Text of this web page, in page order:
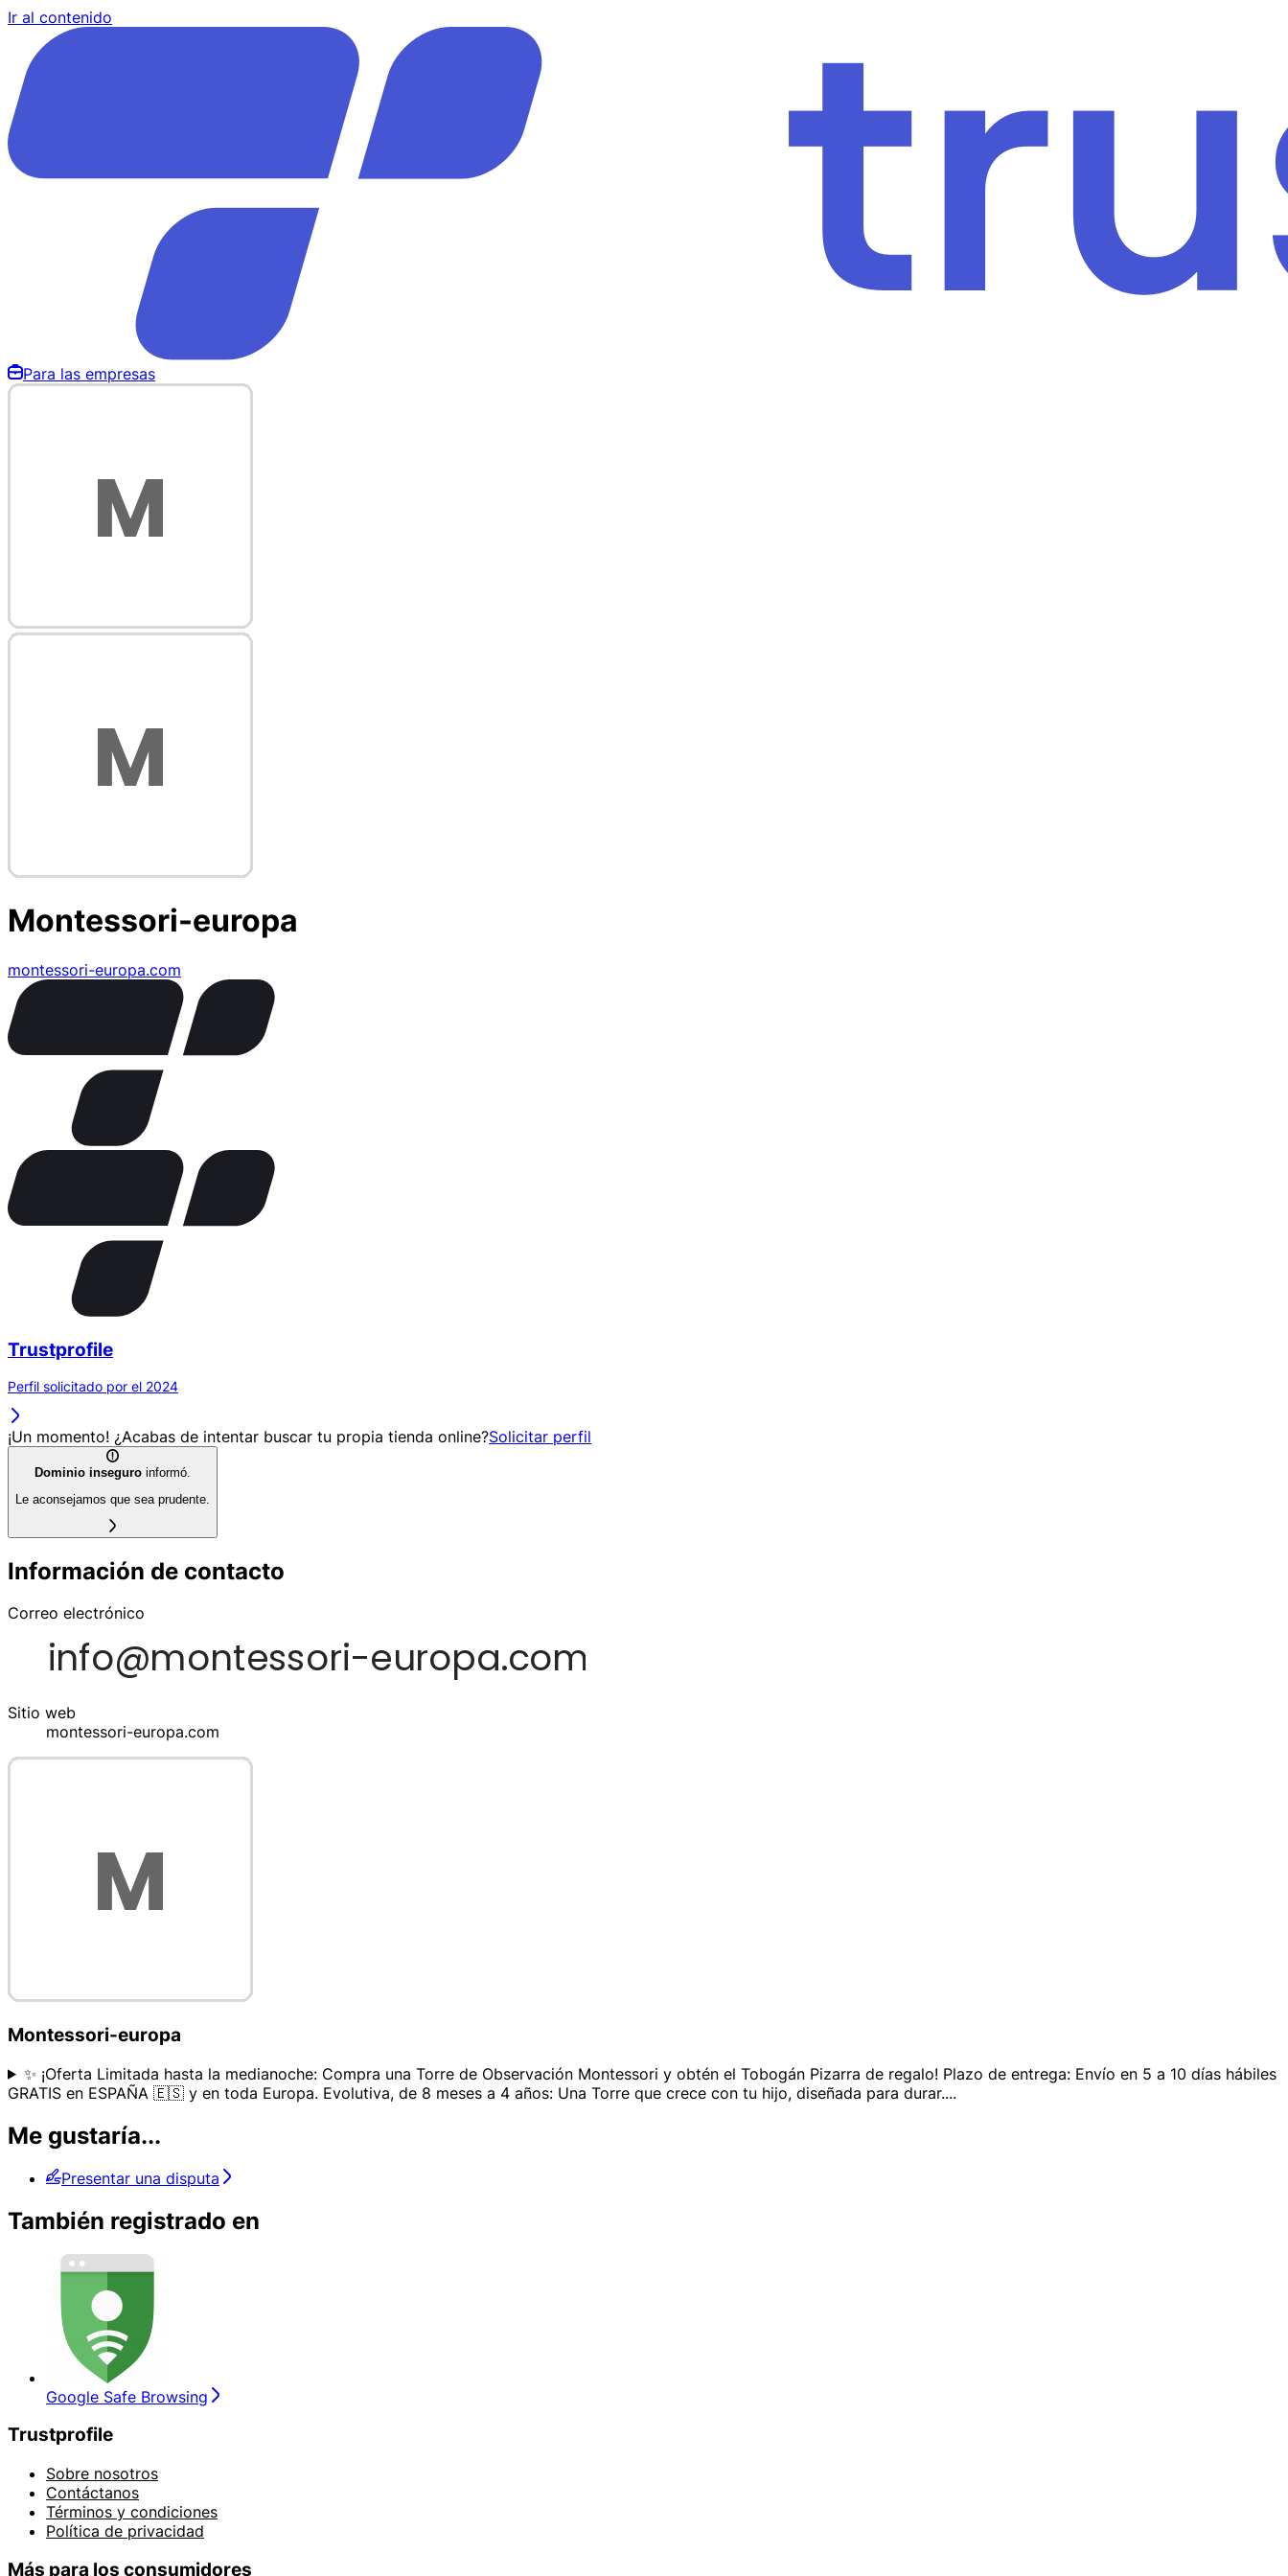
Ir al contenido
Para las empresas
Montessori-europa
montessori-europa.com
Trustprofile
Perfil solicitado por el 2024
¡Un momento! ¿Acabas de intentar buscar tu propia tienda online?Solicitar perfil
Dominio inseguro informó.
Le aconsejamos que sea prudente.
Información de contacto
Correo electrónico
Sitio web
montessori-europa.com
Montessori-europa
✨ ¡Oferta Limitada hasta la medianoche: Compra una Torre de Observación Montessori y obtén el Tobogán Pizarra de regalo! Plazo de entrega: Envío en 5 a 10 días hábiles
GRATIS en ESPAÑA 🇪🇸 y en toda Europa. Evolutiva, de 8 meses a 4 años: Una Torre que crece con tu hijo, diseñada para durar....
Me gustaría...
Presentar una disputa
También registrado en
Google Safe Browsing
Trustprofile
Sobre nosotros
Contáctanos
Términos y condiciones
Política de privacidad
Más para los consumidores